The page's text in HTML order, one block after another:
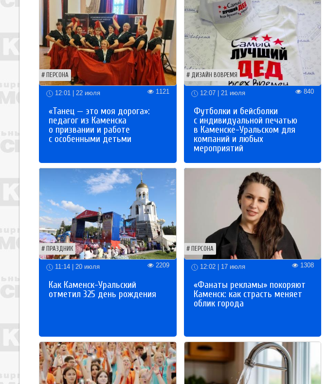
ПЕРСОНА
12:01 | 22 июля 1121
«Танец — это моя дорога»:
педагог из Каменска
о призвании и работе
с особенными детьми
ДИЗАЙН ВОВРЕМЯ
12:07 | 21 июля 840
Футболки и бейсболки
с индивидуальной печатью
в Каменске-Уральском для
компаний и любых
мероприятий
ПРАЗДНИК
11:14 | 20 июля 2209
Как Каменск-Уральский
отметил 325 день рождения
ПЕРСОНА
12:02 | 17 июля 1308
«Фанаты рекламы» покоряют
Каменск: как страсть меняет
облик города